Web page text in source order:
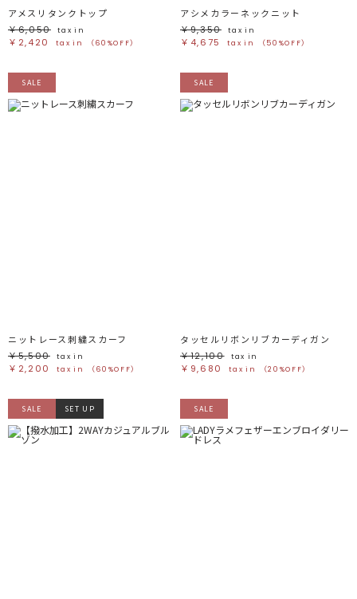
アメスリタンクトップ
￥6,050
tax in
￥2,420 tax in （60%OFF）
アシメカラーネックニット
￥9,350
tax in
￥4,675 tax in （50%OFF）
SALE
ニットレース刺繍スカーフ
￥5,500
tax in
￥2,200 tax in （60%OFF）
SALE
タッセルリボンリブカーディガン
￥12,100
tax in
￥9,680 tax in （20%OFF）
SALE SET UP SALE